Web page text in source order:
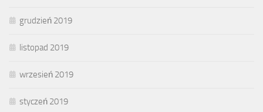
grudzień 2019
listopad 2019
wrzesień 2019
styczeń 2019